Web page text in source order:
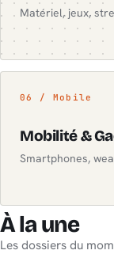
Matériel, jeux,
06 / Mobile
Mobilité &
Smartphones,
À la une
Les dossiers du